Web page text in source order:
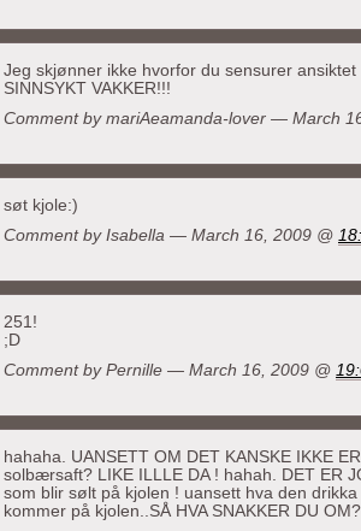
Jeg skjønner ikke hvorfor du sensurer
SINNSYKT VAKKER!!!
Comment by mariAeamanda-lover — March
søt kjole:)
Comment by Isabella — March 16, 2009 @
251!
;D
Comment by Pernille — March 16, 2009 @
hahaha. UANSETT OM DET KANSKE IKKE
solbærsaft? LIKE ILLLE DA ! hahah. DET ER
som blir sølt på kjolen ! uansett hva den
kommer på kjolen..SÅ HVA SNAKKER DU